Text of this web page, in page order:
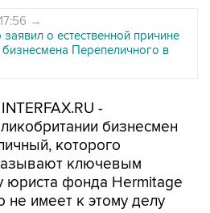
→
о естественной причине
Перепеличного в
-
бизнесмен
которого
ключевым
юриста фонда Hermitage
не имеет к этому делу